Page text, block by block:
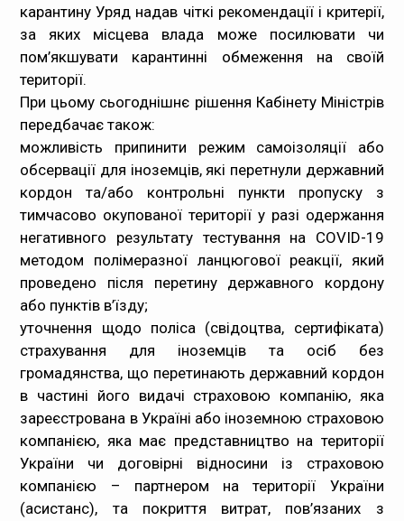
карантину Уряд надав чіткі рекомендації і критерії,
за яких місцева влада може посилювати чи
пом’якшувати карантинні обмеження на своїй
території.
При цьому сьогоднішнє рішення Кабінету Міністрів
передбачає також:
можливість припинити режим самоізоляції або
обсервації для іноземців, які перетнули державний
кордон та/або контрольні пункти пропуску з
тимчасово окупованої території у разі одержання
негативного результату тестування на COVID-19
методом полімеразної ланцюгової реакції, який
проведено після перетину державного кордону
або пунктів в’їзду;
уточнення щодо поліса (свідоцтва, сертифіката)
страхування для іноземців та осіб без
громадянства, що перетинають державний кордон
в частині його видачі страховою компанію, яка
зареєстрована в Україні або іноземною страховою
компанією, яка має представництво на території
України чи договірні відносини із страховою
компанією – партнером на території України
(асистанс), та покриття витрат, пов’язаних з